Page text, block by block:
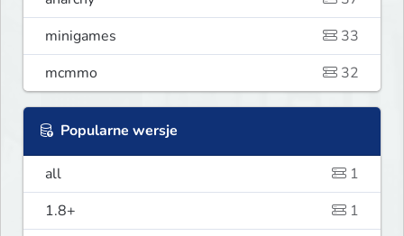
minigames
33
mcmmo
32
Popularne wersje
all
1
1.8+
1